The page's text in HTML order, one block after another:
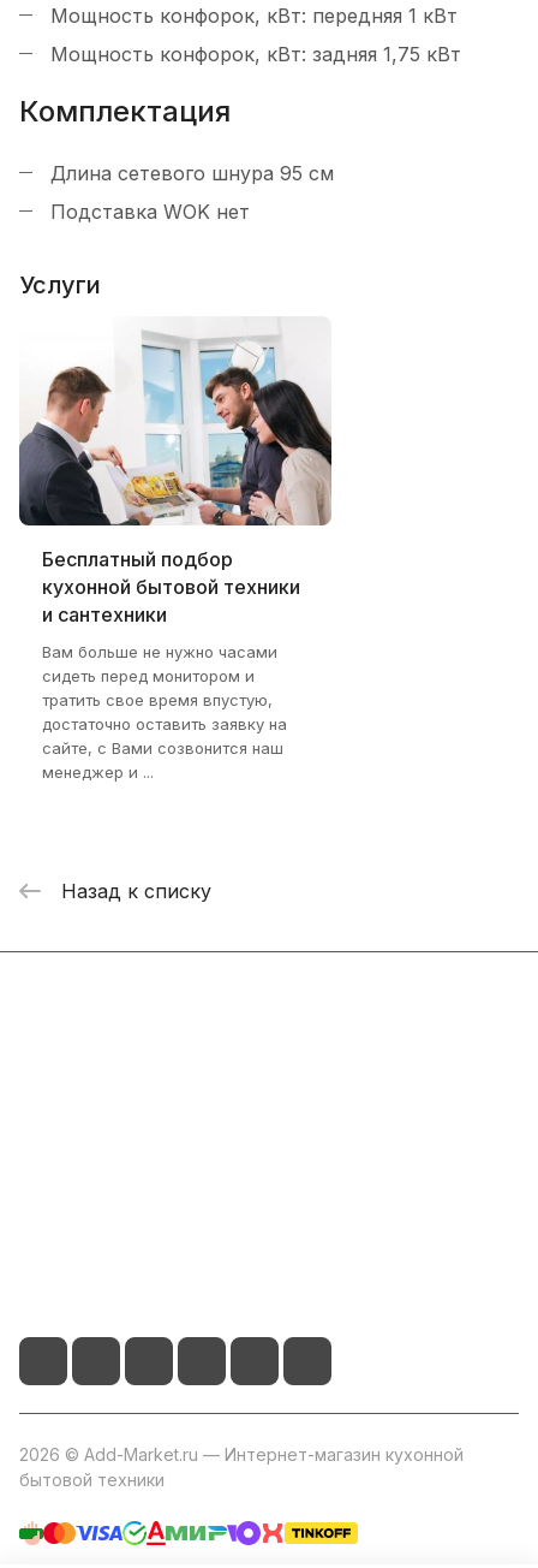
Мощность конфорок, кВт: передняя 1 кВт
Мощность конфорок, кВт: задняя 1,75 кВт
Комплектация
Длина сетевого шнура 95 см
Подставка WOK нет
Услуги
Бесплатный подбор
кухонной бытовой техники
и сантехники
Вам больше не нужно часами
сидеть перед монитором и
тратить свое время впустую,
достаточно оставить заявку на
сайте, с Вами созвонится наш
менеджер и ...
Назад к списку
2026 © Add-Market.ru — Интернет-магазин кухонной
бытовой техники